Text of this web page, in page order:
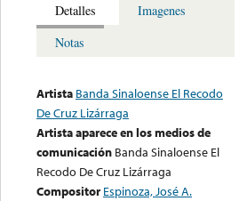
Detalles
Imagenes
Notas
Artista Banda Sinaloense El Recodo
De Cruz Lizárraga
Artista aparece en los medios de
comunicación Banda Sinaloense El
Recodo De Cruz Lizárraga
Compositor Espinoza, José A.